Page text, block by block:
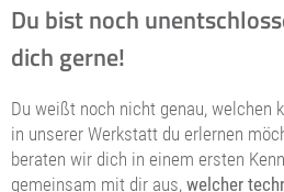
Du bist noch
dich gerne!
Du weißt noch nicht genau, welchen
in unserer Werkstatt du erlernen
beraten wir dich in einem ersten
gemeinsam mit dir aus, welcher